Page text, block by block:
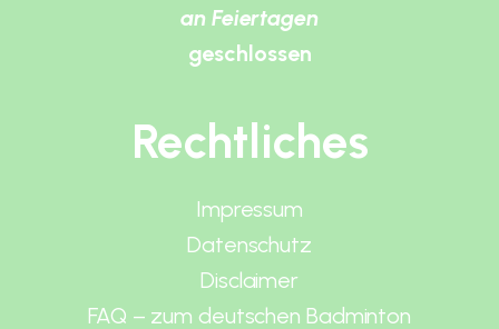
an Feiertagen
geschlossen
Rechtliches
Impressum
Datenschutz
Disclaimer
FAQ – zum deutschen Badminton